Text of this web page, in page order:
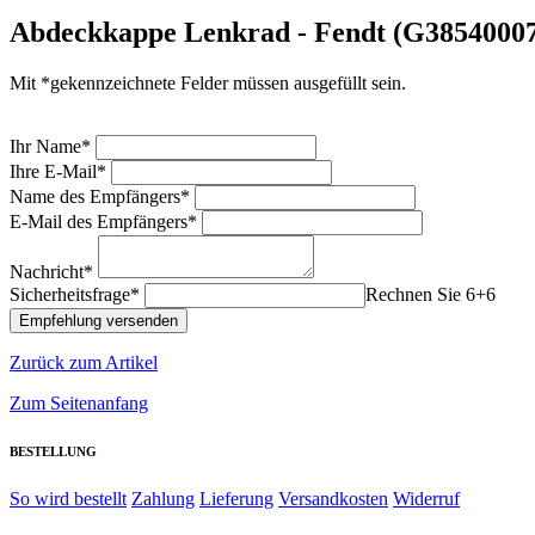
Abdeckkappe Lenkrad - Fendt
Mit *gekennzeichnete Felder müssen ausgefüllt sein.
Ihr Name*
Ihre E-Mail*
Name des Empfängers*
E-Mail des Empfängers*
Nachricht*
Sicherheitsfrage*
Rechnen Sie 6+6
Zurück zum Artikel
Zum Seitenanfang
BESTELLUNG
So wird bestellt Zahlung Lieferung Versandkosten Widerruf